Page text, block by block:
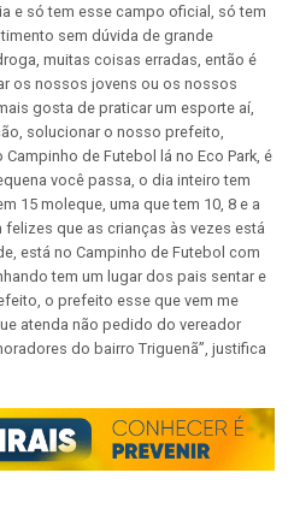
e só tem esse campo oficial, só tem
sem dúvida de grande
muitas coisas erradas, então é
os nossos jovens ou os nossos
gosta de praticar um esporte aí,
solucionar o nosso prefeito,
de Futebol lá no Eco Park, é
você passa, o dia inteiro tem
15 moleque, uma que tem 10, 8 e a
felizes que as crianças às vezes está
está no Campinho de Futebol com
tem um lugar dos pais sentar e
o prefeito esse que vem me
atenda não pedido do vereador
do bairro Triguenã”, justifica